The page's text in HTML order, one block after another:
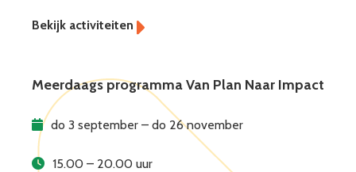
Meerdaags programma Van Plan Naar Impact
do 3 september – do 26 november
15.00 – 20.00 uur